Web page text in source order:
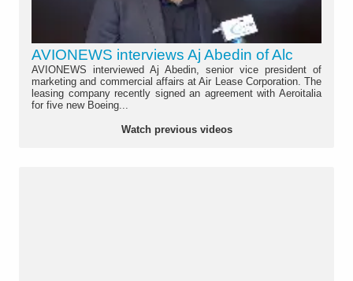
AVIONEWS interviews Aj Abedin of Alc
AVIONEWS interviewed Aj Abedin, senior vice president of
marketing and commercial affairs at Air Lease Corporation. The
leasing company recently signed an agreement with Aeroitalia
for five new Boeing...
Watch previous videos